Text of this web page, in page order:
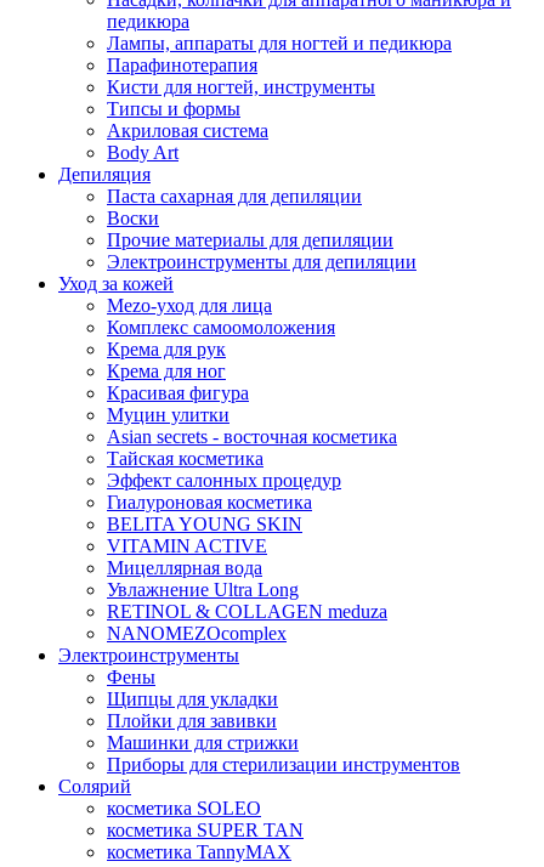
педикюра
Лампы, аппараты для ногтей и педикюра
Парафинотерапия
Кисти для ногтей, инструменты
Типсы и формы
Акриловая система
Body Art
Депиляция
Паста сахарная для депиляции
Воски
Прочие материалы для депиляции
Электроинструменты для депиляции
Уход за кожей
Mezo-уход для лица
Комплекс самоомоложения
Крема для рук
Крема для ног
Красивая фигура
Муцин улитки
Asian seсrets - восточная косметика
Тайская косметика
Эффект салонных процедур
Гиалуроновая косметика
BELITA YOUNG SKIN
VITAMIN ACTIVE
Мицеллярная вода
Увлажнение Ultra Long
RETINOL & COLLAGEN meduza
NANOMEZOcomplex
Электроинструменты
Фены
Щипцы для укладки
Плойки для завивки
Машинки для стрижки
Приборы для стерилизации инструментов
Солярий
косметика SOLEO
косметика SUPER TAN
косметика TannyMAX